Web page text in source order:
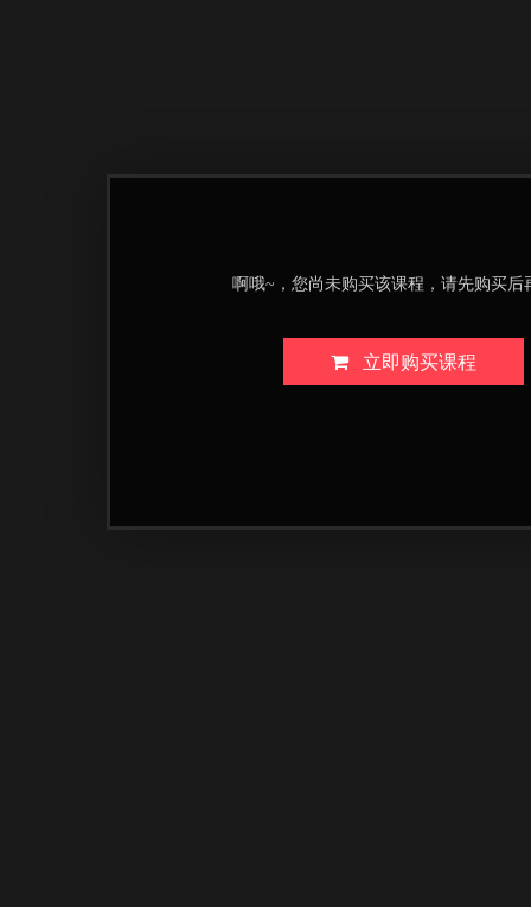
啊哦~，您尚未购买该课程，请先购买后
立即购买课程